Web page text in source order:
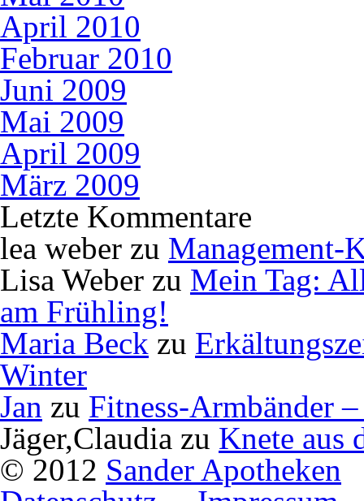
April 2010
Februar 2010
Juni 2009
Mai 2009
April 2009
März 2009
Letzte Kommentare
lea weber zu Management-
Lisa Weber zu Mein Tag:
am Frühling!
Maria Beck zu
Winter
Jan zu Fitness-Armbänder
Jäger,Claudia zu Knete aus
© 2012 Sander Apotheken